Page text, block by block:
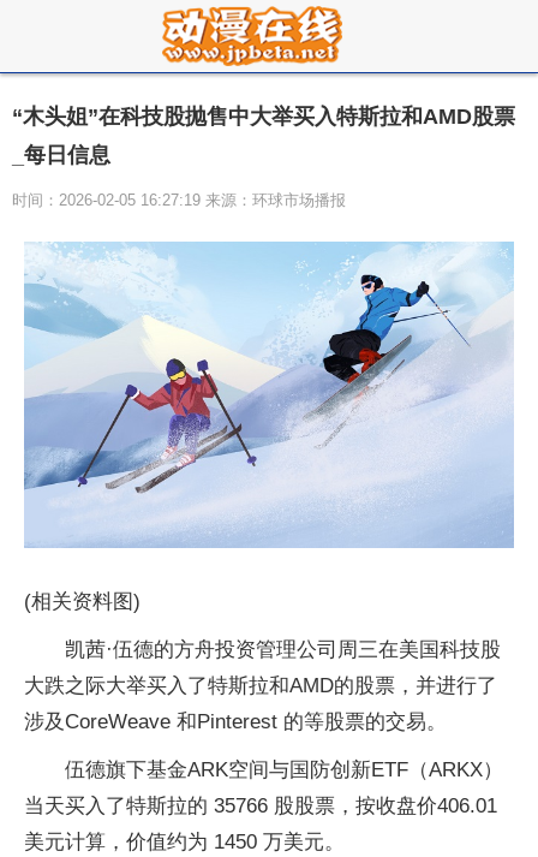
“木头姐”在科技股抛售中大举买入特斯拉和AMD股票
_每日信息
时间：2026-02-05 16:27:19 来源：环球市场播报
(相关资料图)
凯茜·伍德的方舟投资管理公司周三在美国科技股
大跌之际大举买入了特斯拉和AMD的股票，并进行了
涉及CoreWeave 和Pinterest 的等股票的交易。
伍德旗下基金ARK空间与国防创新ETF（ARKX）
当天买入了特斯拉的 35766 股股票，按收盘价406.01
美元计算，价值约为 1450 万美元。